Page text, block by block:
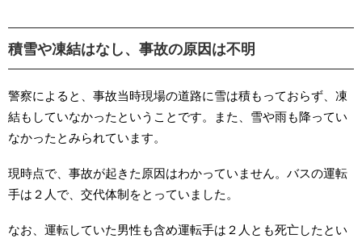
積雪や凍結はなし、事故の原因は不明
警察によると、事故当時現場の道路に雪は積もっておらず、凍
結もしていなかったということです。また、雪や雨も降ってい
なかったとみられています。
現時点で、事故が起きた原因はわかっていません。バスの運転
手は２人で、交代体制をとっていました。
なお、運転していた男性も含め運転手は２人とも死亡したとい